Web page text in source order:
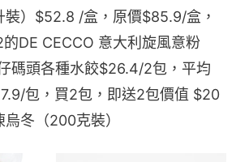
裝）$52.8 /盒，原價$85.9/盒，
DE CECCO 意大利旋風意粉
碼頭各種水餃$26.4/2包，平均
包，買2包，即送2包價值 $20
冬（200克裝）